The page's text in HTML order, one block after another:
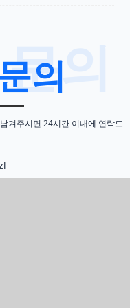
의
의
겨주시면 24시간 이내에 연락드